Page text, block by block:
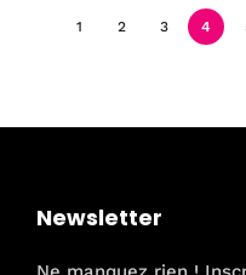
1 2 3 4
Newsletter